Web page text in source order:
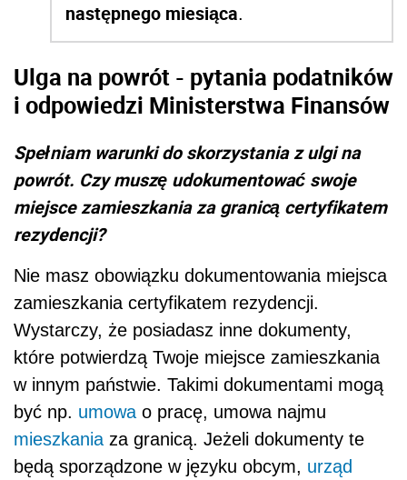
następnego miesiąca.
Ulga na powrót - pytania podatników
i odpowiedzi Ministerstwa Finansów
Spełniam warunki do skorzystania z ulgi na
powrót. Czy muszę udokumentować swoje
miejsce zamieszkania za granicą certyfikatem
rezydencji?
Nie masz obowiązku dokumentowania miejsca
zamieszkania certyfikatem rezydencji.
Wystarczy, że posiadasz inne dokumenty,
które potwierdzą Twoje miejsce zamieszkania
w innym państwie. Takimi dokumentami mogą
być np. umowa o pracę, umowa najmu
mieszkania za granicą. Jeżeli dokumenty te
będą sporządzone w języku obcym, urząd